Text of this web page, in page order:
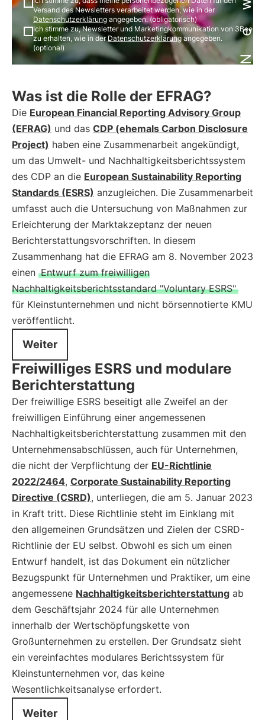
Versand des Newsletters verarbeitet werden, wie in der
Datenschutzerklärung angegeben. (obligatorisch)
Ich stimme zu, Newsletter und Marketingkommunikation von 3Bee
zu erhalten, wie in derDatenschutzerklärungangegeben.
(optional)
Was ist die Rolle der EFRAG?
Die European Financial Reporting Advisory Group
(EFRAG) und das CDP (ehemals Carbon Disclosure
Project) haben eine Zusammenarbeit angekündigt,
um das Umwelt- und Nachhaltigkeitsberichtssystem
des CDP an die European Sustainability Reporting
Standards (ESRS) anzugleichen. Die Zusammenarbeit
umfasst auch die Untersuchung von Maßnahmen zur
Erleichterung der Marktakzeptanz der neuen
Berichterstattungsvorschriften. In diesem
Zusammenhang hat die EFRAG am 8. November 2023
einen Entwurf zum freiwilligen
Nachhaltigkeitsberichtsstandard "Voluntary ESRS"
für Kleinstunternehmen und nicht börsennotierte KMU
veröffentlicht.
Weiter
Freiwilliges ESRS und modulare
Berichterstattung
Der freiwillige ESRS beseitigt alle Zweifel an der
freiwilligen Einführung einer angemessenen
Nachhaltigkeitsberichterstattung zusammen mit den
Unternehmensabschlüssen, auch für Unternehmen,
die nicht der Verpflichtung der EU-Richtlinie
2022/2464, Corporate Sustainability Reporting
Directive (CSRD), unterliegen, die am 5. Januar 2023
in Kraft tritt. Diese Richtlinie steht im Einklang mit
den allgemeinen Grundsätzen und Zielen der CSRD-
Richtlinie der EU selbst. Obwohl es sich um einen
Entwurf handelt, ist das Dokument ein nützlicher
Bezugspunkt für Unternehmen und Praktiker, um eine
angemessene Nachhaltigkeitsberichterstattung ab
dem Geschäftsjahr 2024 für alle Unternehmen
innerhalb der Wertschöpfungskette von
Großunternehmen zu erstellen. Der Grundsatz sieht
ein vereinfachtes modulares Berichtssystem für
Kleinstunternehmen vor, das keine
Wesentlichkeitsanalyse erfordert.
Weiter